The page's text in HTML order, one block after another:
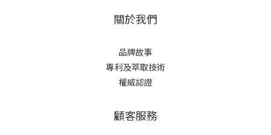
關於我們
品牌故事
專利及萃取技術
權威認證
顧客服務